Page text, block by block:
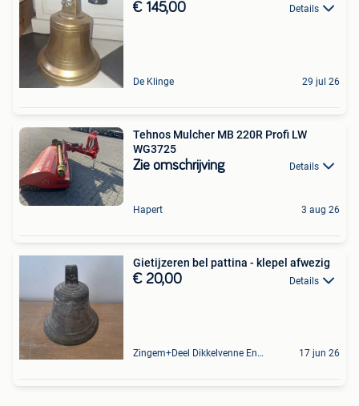
€ 145,00 Details
De Klinge 29 jul 26
Tehnos Mulcher MB 220R Profi LW
WG3725
Zie omschrijving Details
Hapert 3 aug 26
Gietijzeren bel pattina - klepel afwezig
€ 20,00 Details
Zingem+Deel Dikkelvenne En Nederzwalm-Hermelgem 17 jun 26